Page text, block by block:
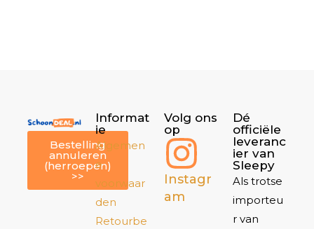
Bestelling
annuleren
(herroepen)
>>
Informat
ie
Algemen
e
voorwaar
den
Retourbe
Volg ons
op
Instagr
am
Dé
officiële
leveranc
ier van
Sleepy
Als trotse
importeu
r van